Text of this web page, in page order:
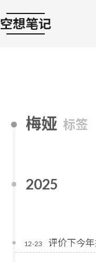
空想笔记
梅娅 标签
2025
12-23 评价下今